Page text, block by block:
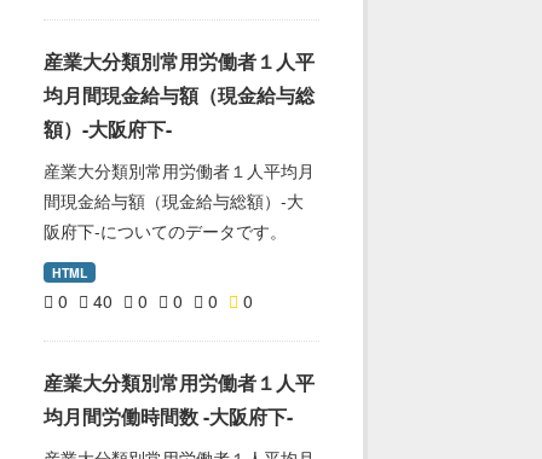
産業大分類別常用労働者１人平
均月間現金給与額（現金給与総
額）-大阪府下-
産業大分類別常用労働者１人平均月
間現金給与額（現金給与総額）-大
阪府下-についてのデータです。
HTML
0 40 0 0 0 0
産業大分類別常用労働者１人平
均月間労働時間数 -大阪府下-